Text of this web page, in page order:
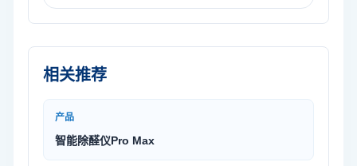
相关推荐
产品
智能除醛仪Pro Max